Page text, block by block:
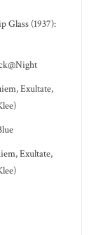
Glass (1937):
Exultate,
Exultate,